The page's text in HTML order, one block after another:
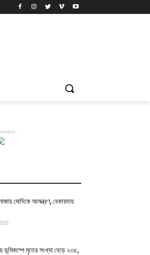
-
মোদিকে আমন্ত্রণ, বেকায়দায়
ভূমিকম্পে মৃতের সংখ্যা বেড়ে ২৩৫,